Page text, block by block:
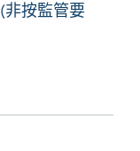
按監管要